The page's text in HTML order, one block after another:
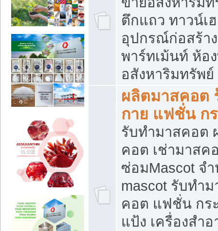
ตึกแถว ทาวน์เ
อุปกรณ์ก่อสร้า
พาร์ทเม้นท์ ห้อ
อสังหาริมทรัพ
ผลิตมาสคอต
กาย แฟชั่น กร
รับทำมาสคอต
คอต เช่ามาสค
ซ่อมMascot จ
mascot รับทำ
คอต แฟชั่น กระ
แป้ง เครื่องสำ